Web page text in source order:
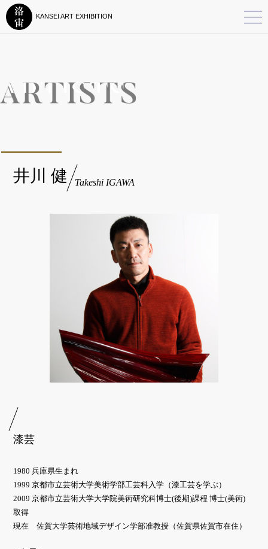
KANSEI ART EXHIBITION
井川 健 Takeshi IGAWA
漆芸
1980 兵庫県生まれ
1999 京都市立芸術大学美術学部工芸科入学（漆工芸を学ぶ）
2009 京都市立芸術大学大学院美術研究科博士(後期)課程 博士(美術)
取得
現在 佐賀大学芸術地域デザイン学部准教授（佐賀県佐賀市在住）